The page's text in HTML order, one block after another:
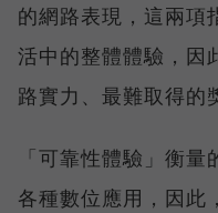
的網路表現，這兩項
活中的整體體驗，因
路實力、最難取得的
「可靠性體驗」衡
各種數位應用，因此